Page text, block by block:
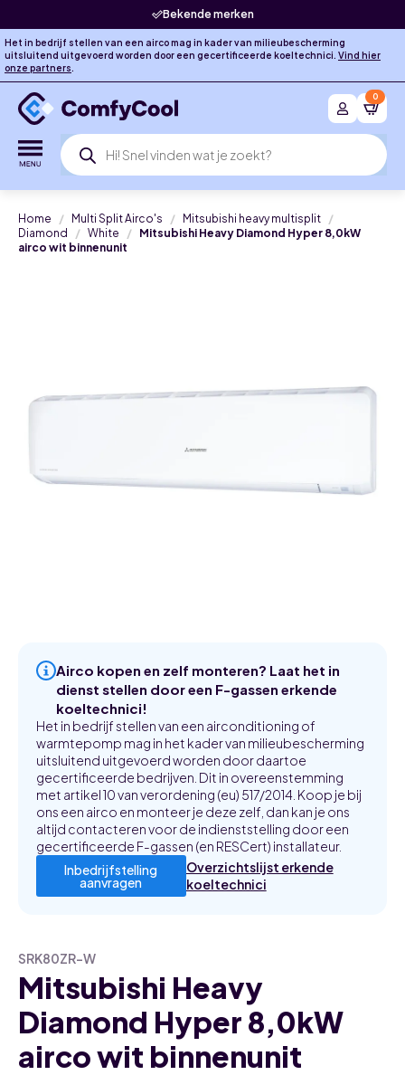
Bekende merken
Het in bedrijf stellen van een airco mag in kader van milieubescherming
uitsluitend uitgevoerd worden door een gecertificeerde koeltechnici. Vind hier
onze partners.
Producten
zoeken
0
Home Multi Split Airco's
Mitsubishi heavy multisplit
Diamond
White
Mitsubishi Heavy Diamond Hyper 8,0kW
airco wit binnenunit
Airco kopen en zelf monteren? Laat het in
dienst stellen door een F-gassen erkende
koeltechnici!
Het in bedrijf stellen van een airconditioning of
warmtepomp mag in het kader van milieubescherming
uitsluitend uitgevoerd worden door daartoe
gecertificeerde bedrijven. Dit in overeenstemming
met artikel 10 van verordening (eu) 517/2014. Koop je bij
ons een airco en monteer je deze zelf, dan kan je ons
altijd contacteren voor de indienststelling door een
gecertificeerde F-gassen (en RESCert) installateur.
Inbedrijfstelling
aanvragen
Overzichtslijst erkende
koeltechnici
SRK80ZR-W
Mitsubishi Heavy
Diamond Hyper 8,0kW
airco wit binnenunit